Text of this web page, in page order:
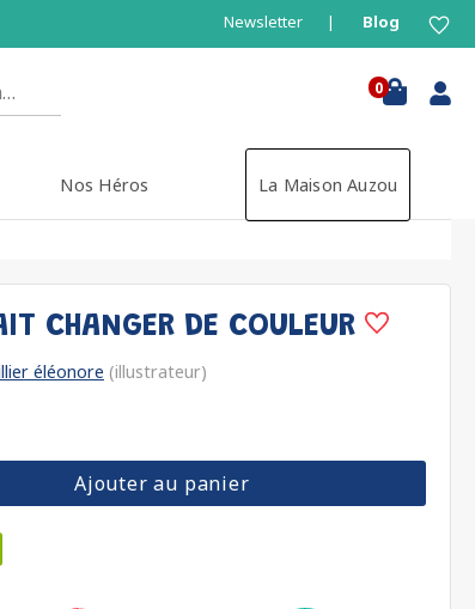
Newsletter Blog
0
Nos Héros La Maison Auzou
CHANGER DE COULEUR
éléonore (illustrateur)
Ajouter au panier